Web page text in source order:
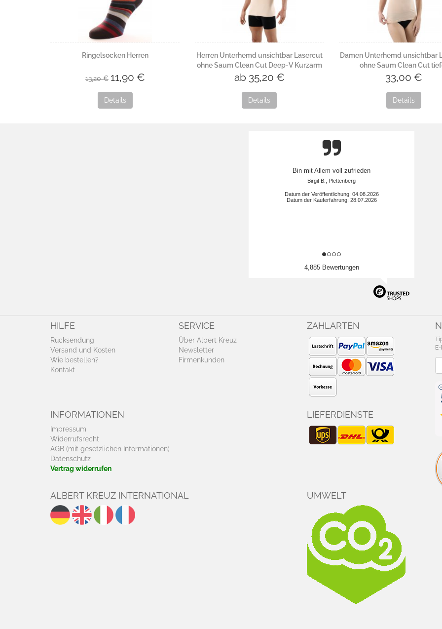
Ringelsocken Herren
13,20 € 11,90 €
Details
Herren Unterhemd unsichtbar Lasercut
ohne Saum Clean Cut Deep-V Kurzarm
ab 35,20 €
Details
Damen Unterhemd unsichtbar
ohne Saum Clean Cut
Rundausschnitt Kurzarm
33,00 €
Details
Bin mit Allem voll zufrieden
Birgit B., Plettenberg
Datum der Veröffentlichung: 04.08.2026
Datum der Kauferfahrung: 28.07.2026
4,885 Bewertungen
HILFE
Rücksendung
Versand und Kosten
Wie bestellen?
Kontakt
SERVICE
Über Albert Kreuz
Newsletter
Firmenkunden
ZAHLARTEN
INFORMATIONEN
Impressum
Widerrufsrecht
AGB (mit gesetzlichen Informationen)
Datenschutz
Vertrag widerrufen
LIEFERDIENSTE
ALBERT KREUZ INTERNATIONAL UMWELT